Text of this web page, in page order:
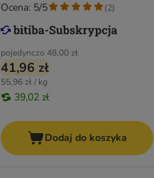
pojedynczo 48,00 zł
41,96 zł
55,96 zł / kg
39,02 zł
Ocena: 5/5 (2)
Dodaj do koszyka